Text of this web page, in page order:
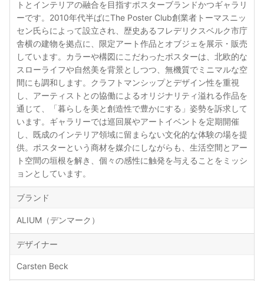
トとインテリアの融合を目指すポスターブランドかつギャラリ
ーです。2010年代半ばにThe Poster Club創業者トーマスニッ
セン氏らによって設立され、歴史あるフレデリクスベルク市庁
舎横の建物を拠点に、限定アート作品とオブジェを展示・販売
しています。カラーや構図にこだわったポスターは、北欧的な
スローライフや自然美を背景としつつ、無機質でミニマルな空
間にも調和します。クラフトマンシップとデザイン性を重視
し、アーティストとの協働によるオリジナリティ溢れる作品を
通じて、「暮らしを美と創造性で豊かにする」姿勢を訴求して
います。ギャラリーでは巡回展やアートイベントを定期開催
し、既成のインテリア領域に留まらない文化的な体験の場を提
供。ポスターという商材を媒介にしながらも、生活空間とアー
ト空間の垣根を解き、個々の感性に触発を与えることをミッシ
ョンとしています。
ブランド
ALIUM（デンマーク）
デザイナー
Carsten Beck